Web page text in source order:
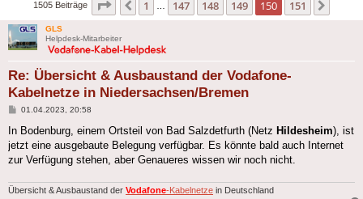
1505 Beiträge Seite 150 von151
Vorherige
1 147 148 149 150 151
GLS
Helpdesk-Mitarbeiter
Re: Übersicht & Ausbaustand der Vodafone-
Kabelnetze in Niedersachsen/Bremen
Beitrag
01.04.2023, 20:58
In Bodenburg, einem Ortsteil von Bad Salzdetfurth (Netz Hildesheim), ist
jetzt eine ausgebaute Belegung verfügbar. Es könnte bald auch Internet
zur Verfügung stehen, aber Genaueres wissen wir noch nicht.
Übersicht & Ausbaustand der Vodafone-Kabelnetze in Deutschland